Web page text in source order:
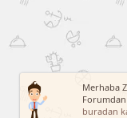
Merhaba
buradan